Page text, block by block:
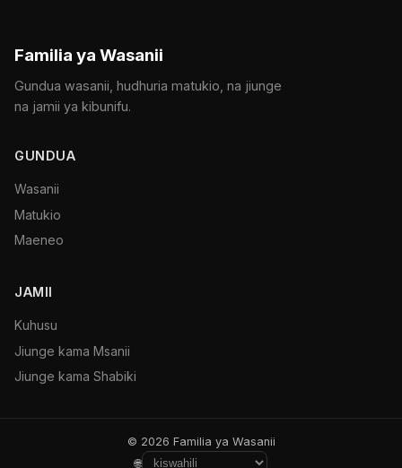
Familia ya Wasanii
Gundua wasanii, hudhuria matukio, na jiunge
na jamii ya kibunifu.
GUNDUA
Wasanii
Matukio
Maeneo
JAMII
Kuhusu
Jiunge kama Msanii
Jiunge kama Shabiki
© 2026 Familia ya Wasanii
🌐